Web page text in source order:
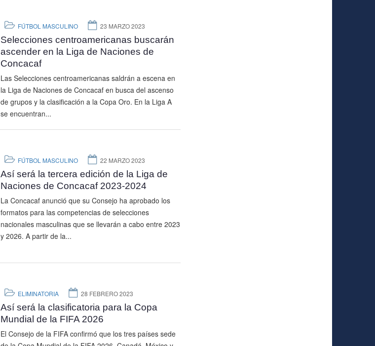
FÚTBOL MASCULINO 23 MARZO 2023
Selecciones centroamericanas buscarán
ascender en la Liga de Naciones de
Concacaf
Las Selecciones centroamericanas saldrán a escena en
la Liga de Naciones de Concacaf en busca del ascenso
de grupos y la clasificación a la Copa Oro. En la Liga A
se encuentran...
FÚTBOL MASCULINO 22 MARZO 2023
Así será la tercera edición de la Liga de
Naciones de Concacaf 2023-2024
La Concacaf anunció que su Consejo ha aprobado los
formatos para las competencias de selecciones
nacionales masculinas que se llevarán a cabo entre 2023
y 2026. A partir de la...
ELIMINATORIA 28 FEBRERO 2023
Así será la clasificatoria para la Copa
Mundial de la FIFA 2026
El Consejo de la FIFA confirmó que los tres países sede